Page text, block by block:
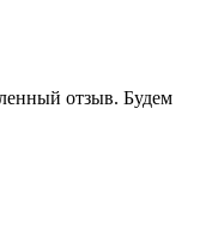
отзыв. Будем